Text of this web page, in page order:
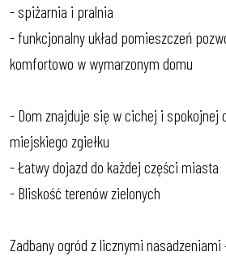
- spiżarnia i pralnia
- funkcjonalny układ pomieszczeń
komfortowo w wymarzonym domu
- Dom znajduje się w cichej i spokojnej
miejskiego zgiełku
- Łatwy dojazd do każdej części miasta
- Bliskość terenów zielonych
Zadbany ogród z licznymi